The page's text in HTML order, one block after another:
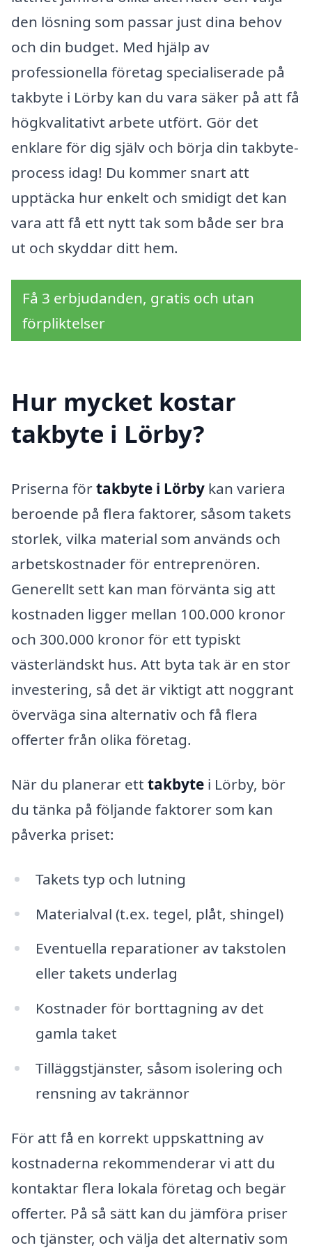
den lösning som passar just dina behov
och din budget. Med hjälp av
professionella företag specialiserade på
takbyte i Lörby kan du vara säker på att få
högkvalitativt arbete utfört. Gör det
enklare för dig själv och börja din takbyte-
process idag! Du kommer snart att
upptäcka hur enkelt och smidigt det kan
vara att få ett nytt tak som både ser bra
ut och skyddar ditt hem.
Få 3 erbjudanden, gratis och utan
förpliktelser
Hur mycket kostar
takbyte i Lörby?
Priserna förtakbyte i Lörby kan variera
beroende på flera faktorer, såsom takets
storlek, vilka material som används och
arbetskostnader för entreprenören.
Generellt sett kan man förvänta sig att
kostnaden ligger mellan 100.000 kronor
och 300.000 kronor för ett typiskt
västerländskt hus. Att byta tak är en stor
investering, så det är viktigt att noggrant
överväga sina alternativ och få flera
offerter från olika företag.
När du planerar ett takbyte i Lörby, bör
du tänka på följande faktorer som kan
påverka priset:
Takets typ och lutning
Materialval (t.ex. tegel, plåt, shingel)
Eventuella reparationer av takstolen
eller takets underlag
Kostnader för borttagning av det
gamla taket
Tilläggstjänster, såsom isolering och
rensning av takrännor
För att få en korrekt uppskattning av
kostnaderna rekommenderar vi att du
kontaktar flera lokala företag och begär
offerter. På så sätt kan du jämföra priser
och tjänster, och välja det alternativ som